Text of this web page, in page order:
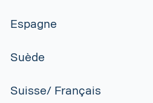
Espagne
Suède
Suisse/ Français